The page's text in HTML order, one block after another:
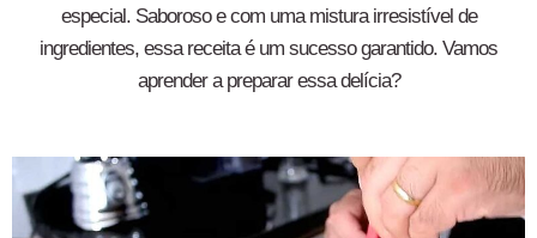
especial. Saboroso e com uma mistura irresistível de
ingredientes, essa receita é um sucesso garantido. Vamos
aprender a preparar essa delícia?